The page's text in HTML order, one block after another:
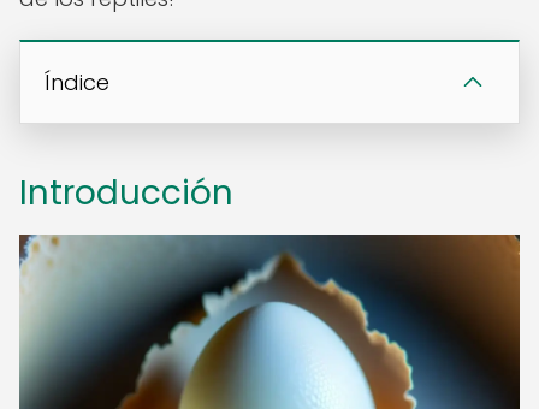
Índice
Introducción